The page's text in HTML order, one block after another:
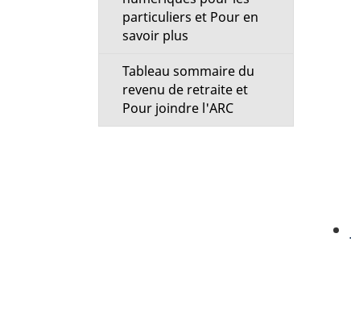
particuliers et Pour en
savoir plus
Tableau sommaire du
revenu de retraite et
Pour joindre l'ARC